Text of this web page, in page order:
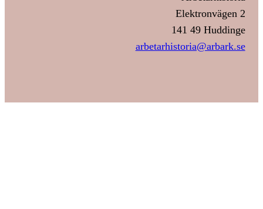
Elektronvägen 2
141 49 Huddinge
arbetarhistoria@arbark.se